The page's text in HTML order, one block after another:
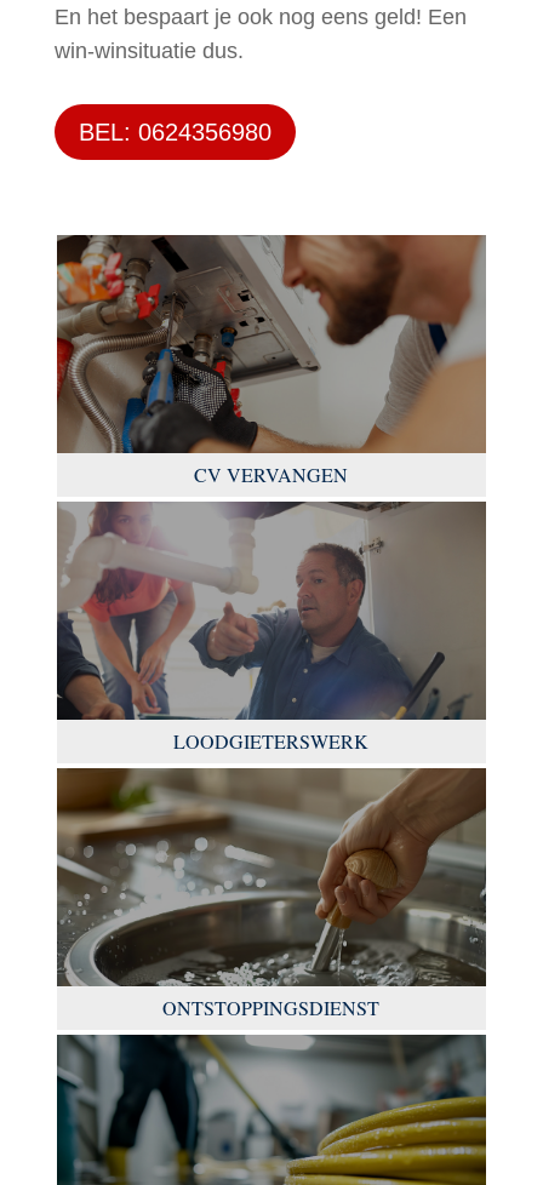
En het bespaart je ook nog eens geld! Een
win-winsituatie dus.
BEL: 0624356980
CV VERVANGEN
LOODGIETERSWERK
ONTSTOPPINGSDIENST